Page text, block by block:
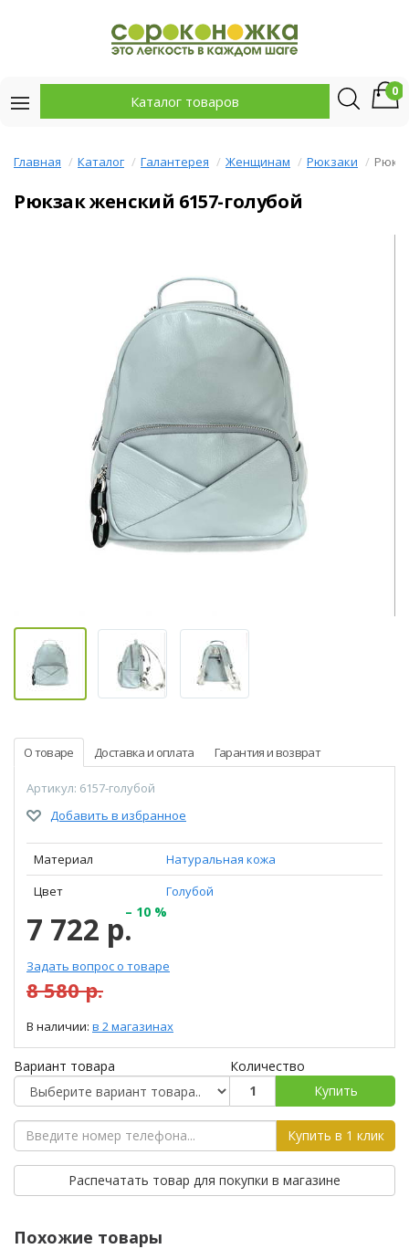
Каталог товаров
0
Главная Каталог Галантерея Женщинам Рюкзаки
Рюкзак женский 6157-голубой
О товаре Доставка и оплата Гарантия и возврат
Артикул: 6157-голубой
Добавить в избранное
Материал
Натуральная кожа
Цвет
Голубой
7 722 р.– 10 %
Задать вопрос о товаре
8 580 р.
В наличии: в 2 магазинах
Вариант товара
Количество
Купить
Купить в 1 клик
Распечатать товар для покупки в магазине
Похожие товары